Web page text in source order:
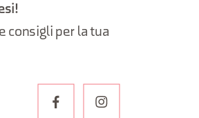
consigli per la tua